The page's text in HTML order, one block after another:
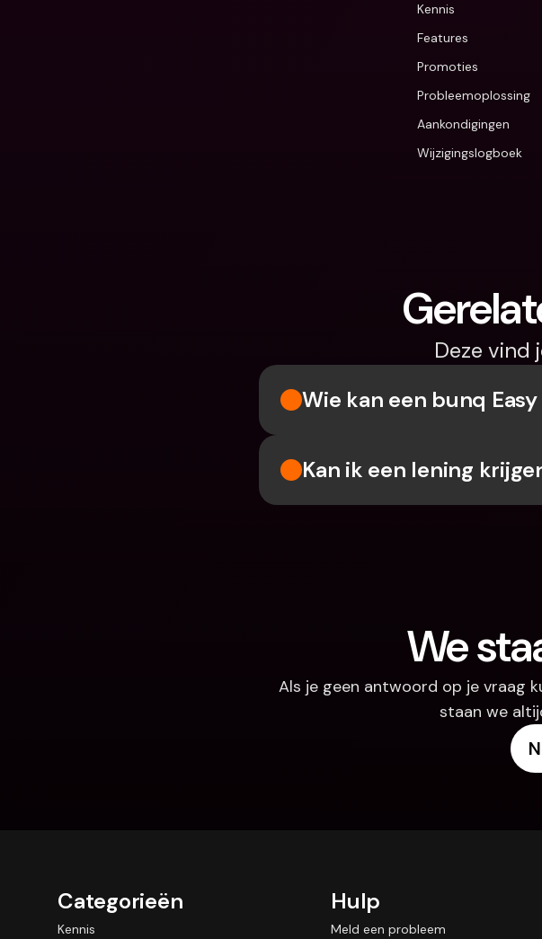
Kennis
Features
Promoties
Probleemoplossing
Aankondigingen
Wijzigingslogboek
Deze vind
Wie kan een bunq
Kan ik een lening
We
Als je geen antwoord op je vraag
staan we
Categorieën
Kennis
Hulp
Meld een probleem